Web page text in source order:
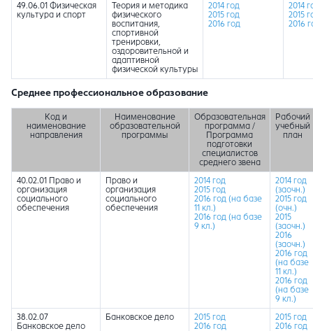
49.06.01 Физическая
культура и спорт
Теория и методика
физического
воспитания,
спортивной
тренировки,
оздоровительной и
адаптивной
физической культуры
2014 год
2015 год
2016 год
2014
2015
2016
Cреднее профессиональное образование
Код и
наименование
направления
Наименование
образовательной
программы
Образовательная
программа /
Программа
подготовки
специалистов
среднего звена
Рабочий
учебный
план
40.02.01 Право и
организация
социального
обеспечения
Право и
организация
социального
обеспечения
2014 год
2015 год
2016 год (на базе
11 кл.)
2016 год (на базе
9 кл.)
2014 год
(заочн.)
2015 год
(очн.)
2015
(заочн.)
2016
(заочн.)
2016 год
(на базе
11 кл.)
2016 год
(на базе
9 кл.)
38.02.07
Банковское дело
Банковское дело
2015 год
2016 год
2015 год
2016 год